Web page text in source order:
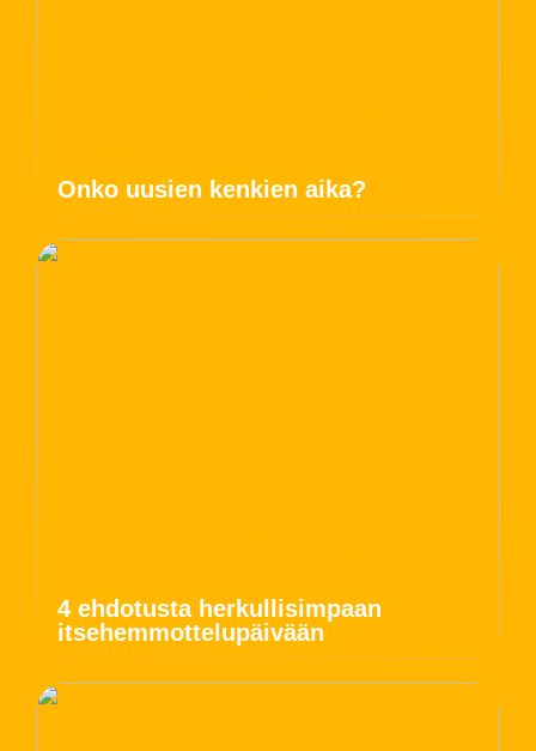
Onko uusien kenkien aika?
4 ehdotusta herkullisimpaan
itsehemmottelupäivään